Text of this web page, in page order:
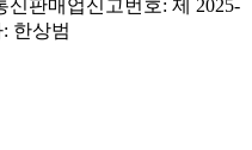
신판매업신고번호: 제 2025-
한상범